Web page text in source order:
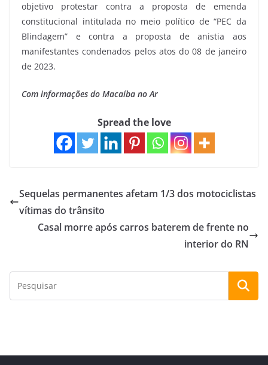
objetivo protestar contra a proposta de emenda
constitucional intitulada no meio político de “PEC da
Blindagem” e contra a proposta de anistia aos
manifestantes condenados pelos atos do 08 de janeiro
de 2023.
Com informações do Macaíba no Ar
Spread the love
Sequelas permanentes afetam 1/3 dos motociclistas
vítimas do trânsito
Casal morre após carros baterem de frente no
interior do RN